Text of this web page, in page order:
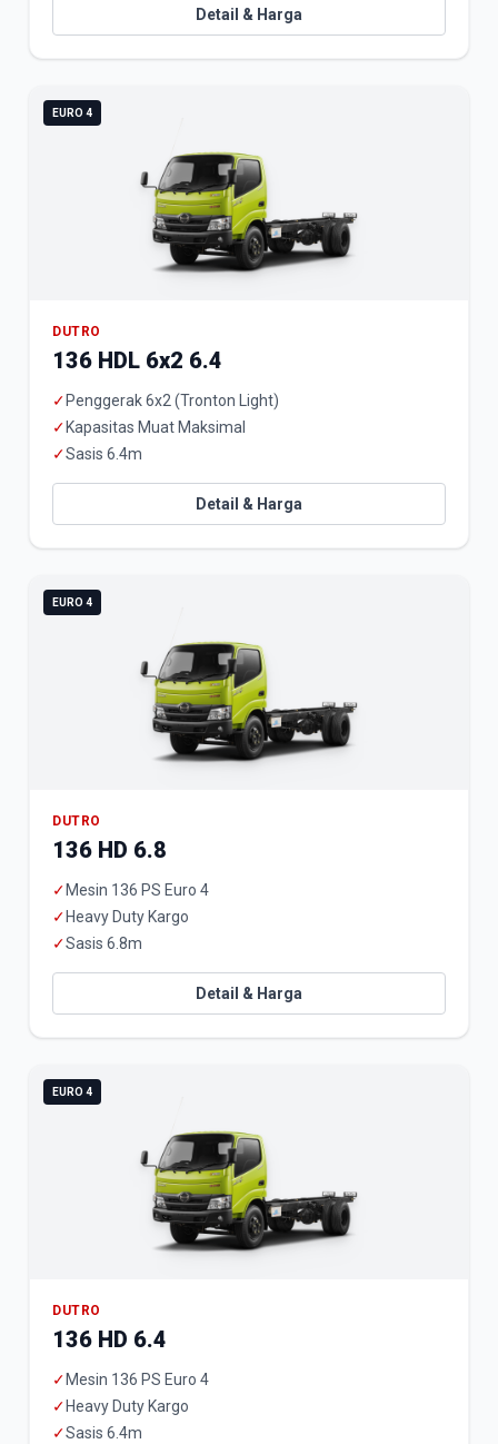
Detail & Harga
EURO 4
DUTRO
136 HDL 6x2 6.4
✓ Penggerak 6x2 (Tronton Light)
✓ Kapasitas Muat Maksimal
✓Sasis 6.4m
Detail & Harga
EURO 4
DUTRO
136 HD 6.8
✓ Mesin 136 PS Euro 4
✓ Heavy Duty Kargo
✓Sasis 6.8m
Detail & Harga
EURO 4
DUTRO
136 HD 6.4
✓ Mesin 136 PS Euro 4
✓ Heavy Duty Kargo
✓Sasis 6.4m